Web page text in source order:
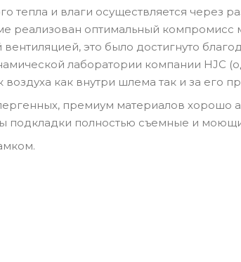
тепла и влаги осуществляется через
реализован оптимальный
это было достигнуто
лаборатории компании HJC
как внутри шлема так и за его
премиум материалов хорошо
подкладки полностью съемные и